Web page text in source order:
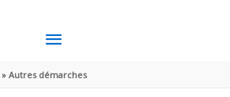
MENU
PRINCIPAL
Autres démarches